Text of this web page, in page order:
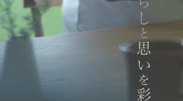
と
思い
を